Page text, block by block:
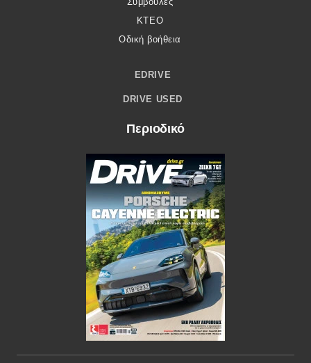
ΚΤΕΟ
Οδική βοήθεια
EDRIVE
DRIVE USED
Περιοδικό